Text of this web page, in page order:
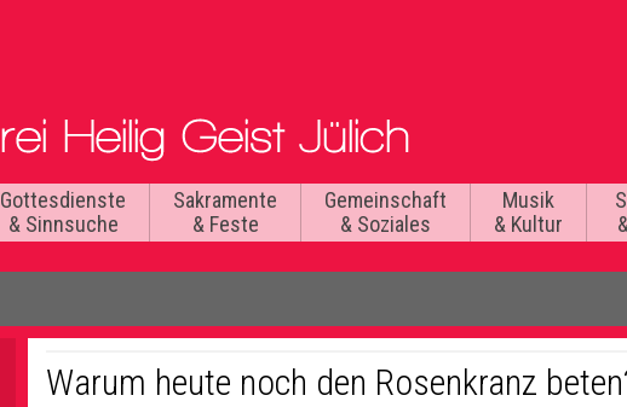
Gottesdienste
& Sinnsuche
Sakramente
& Feste
Gemeinschaft
& Soziales
Musik
& Kultur
Warum heute noch den Rosenkranz